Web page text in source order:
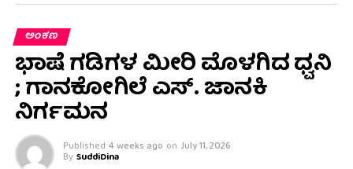
ಅಂಕಣ
ಭಾಷೆ ಗಡಿಗಳ ಮೀರಿ ಮೊಳಗಿದ ಧ್ವನಿ
; ಗಾನಕೋಗಿಲೆ ಎಸ್. ಜಾನಕಿ
ನಿರ್ಗಮನ
Published 4 weeks ago on July 11, 2026
By SuddiDina